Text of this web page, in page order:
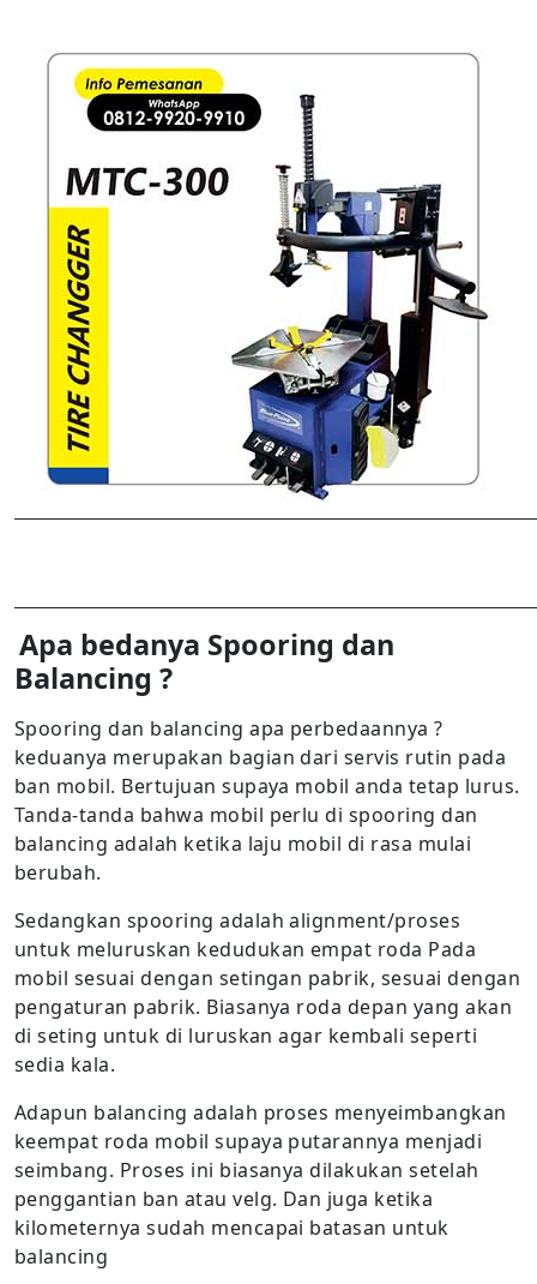
Apa bedanya Spooring dan
Balancing ?
Spooring dan balancing apa perbedaannya ?
keduanya merupakan bagian dari servis rutin pada
ban mobil. Bertujuan supaya mobil anda tetap lurus.
Tanda-tanda bahwa mobil perlu di spooring dan
balancing adalah ketika laju mobil di rasa mulai
berubah.
Sedangkan spooring adalah alignment/proses
untuk meluruskan kedudukan empat roda Pada
mobil sesuai dengan setingan pabrik, sesuai dengan
pengaturan pabrik. Biasanya roda depan yang akan
di seting untuk di luruskan agar kembali seperti
sedia kala.
Adapun balancing adalah proses menyeimbangkan
keempat roda mobil supaya putarannya menjadi
seimbang. Proses ini biasanya dilakukan setelah
penggantian ban atau velg. Dan juga ketika
kilometernya sudah mencapai batasan untuk
balancing